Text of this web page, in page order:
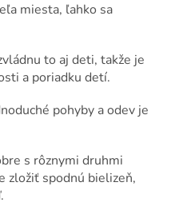
miesta, ľahko sa
to aj deti, takže je
a poriadku detí.
pohyby a odev je
s rôznymi druhmi
zložiť spodnú bielizeň,